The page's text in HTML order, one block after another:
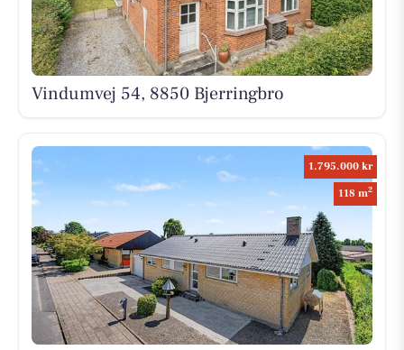
Vindumvej 54, 8850 Bjerringbro
1.795.000 kr
118 m2